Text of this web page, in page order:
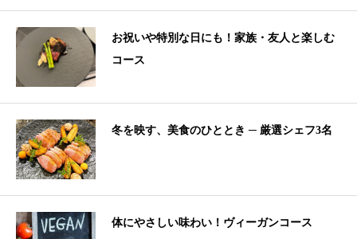
お祝いや特別な日にも！家族・友人と楽しむ
コース
冬を映す、美食のひととき ─ 厳選シェフ3名
体にやさしい味わい！ヴィーガンコース